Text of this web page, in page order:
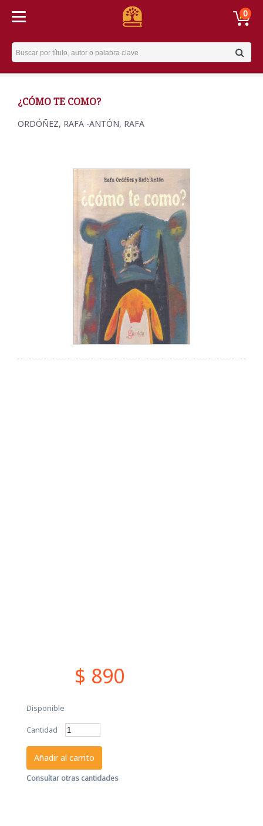
0
Username
¿CÓMO TE COMO?
ORDÓÑEZ, RAFA -ANTÓN, RAFA
$ 890
Disponible
Cantidad
Añadir al carrito
Consultar otras cantidades